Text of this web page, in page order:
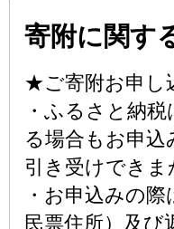
寄附に関す
★ご寄附お申し
・ふるさと納
る場合もお申
引き受けできま
・お申込みの
民票住所）及び